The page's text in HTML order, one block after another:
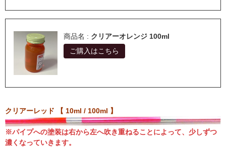
商品名 : クリアーオレンジ 100ml
ご購入はこちら
クリアーレッド 【 10ml / 100ml 】
※パイプへの塗装は右から左へ吹き重ねることによって、少しずつ
濃くなっていきます。